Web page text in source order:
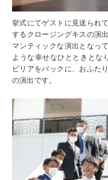
挙式にてゲストに見送られ
するクロージングキスの演
マンティックな演出となっ
ような幸せなひとときとな
ビリアをバックに、おふた
の演出です。